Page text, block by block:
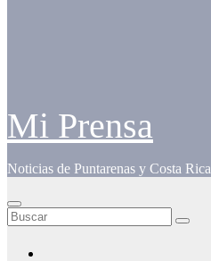
Mi Prensa
Noticias de Puntarenas y Costa Rica